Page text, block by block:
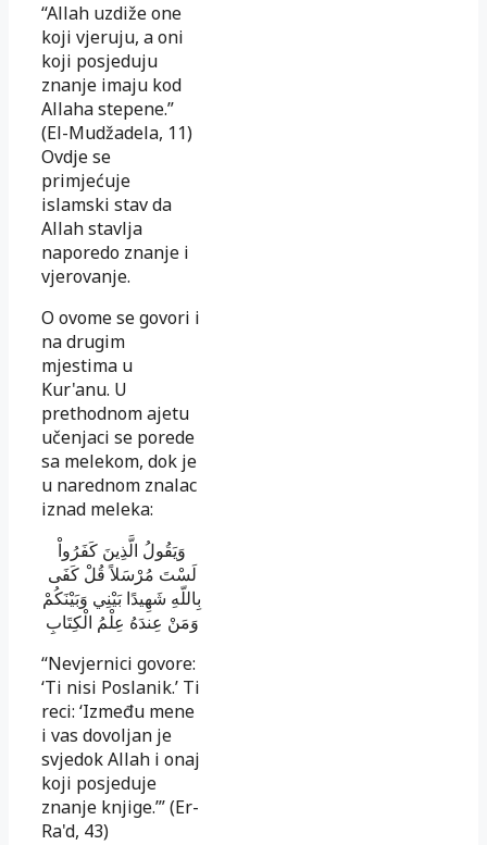
“Allah uzdiže one
koji vjeruju, a oni
koji posjeduju
znanje imaju kod
Allaha stepene.”
(El-Mudžadela, 11)
Ovdje se
primjećuje
islamski stav da
Allah stavlja
naporedo znanje i
vjerovanje.
O ovome se govori i
na drugim
mjestima u
Kur'anu. U
prethodnom ajetu
učenjaci se porede
sa melekom, dok je
u narednom znalac
iznad me­leka:
وَيَقُولُ الَّذِينَ كَفَرُواْ
لَسْتَ مُرْسَلاً قُلْ كَفَى
بِاللّهِ شَهِيدًا بَيْنِي وَبَيْنَكُمْ
وَمَنْ عِندَهُ عِلْمُ الْكِتَابِ
“Nevjernici govore:
‘Ti nisi Poslanik.’ Ti
reci: ‘Između mene
i vas do­voljan je
svjedok Allah i onaj
koji posjeduje
znanje knjige.’” (Er-
Ra'd, 43)